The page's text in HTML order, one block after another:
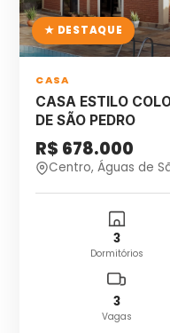
★ DESTAQUE
CASA
CASA ESTILO
DE SÃO PEDRO
R$ 678.000
Centro, Águas de
3
Dormitórios
3
Vagas